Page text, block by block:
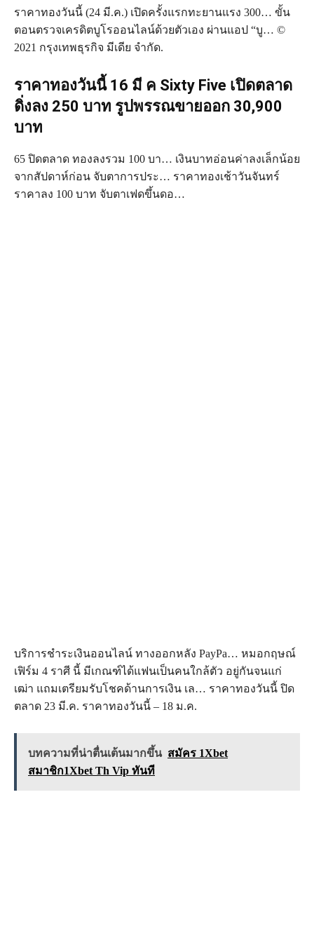
ราคาทองวันนี้ (24 มี.ค.) เปิดครั้งแรกทะยานแรง 300… ขั้น
ตอนตรวจเครดิตบูโรออนไลน์ด้วยตัวเอง ผ่านแอป “บู… ©
2021 กรุงเทพธุรกิจ มีเดีย จำกัด.
ราคาทองวันนี้ 16 มี ค Sixty Five เปิดตลาด
ดิ่งลง 250 บาท รูปพรรณขายออก 30,900
บาท
65 ปิดตลาด ทองลงรวม 100 บา… เงินบาทอ่อนค่าลงเล็กน้อย
จากสัปดาห์ก่อน จับตาการประ… ราคาทองเช้าวันจันทร์
ราคาลง 100 บาท จับตาเฟดขึ้นดอ…
บริการชำระเงินออนไลน์ ทางออกหลัง PayPa… หมอกฤษณ์
เฟิร์ม 4 ราศี นี้ มีเกณฑ์ได้แฟนเป็นคนใกล้ตัว อยู่กันจนแก่
เฒ่า แถมเตรียมรับโชคด้านการเงิน เล… ราคาทองวันนี้ ปิด
ตลาด 23 มี.ค. ราคาทองวันนี้ – 18 ม.ค.
บทความที่น่าตื่นเต้นมากขึ้น สมัคร 1Xbet
สมาชิก1Xbet Th Vip ทันที